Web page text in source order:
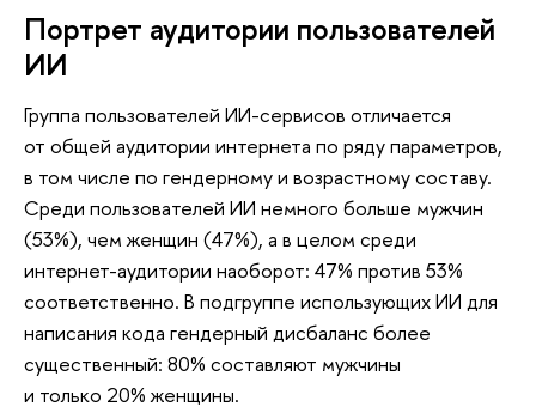
Портрет аудитории пользователей
ИИ
Группа пользователей ИИ-сервисов отличается
от общей аудитории интернета по ряду параметров,
в том числе по гендерному и возрастному составу.
Среди пользователей ИИ немного больше мужчин
(53%), чем женщин (47%), а в целом среди
интернет-аудитории наоборот: 47% против 53%
соответственно. В подгруппе использующих ИИ для
написания кода гендерный дисбаланс более
существенный: 80% составляют мужчины
и только 20% женщины.